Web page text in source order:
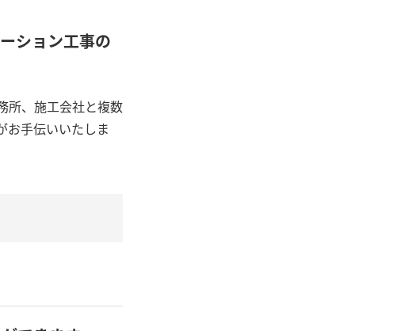
ション工事の
所、施工会社と複数
お手伝いいたしま